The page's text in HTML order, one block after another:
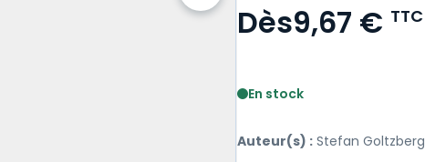
Dès9,67 € TTC
En stock
Auteur(s) : Stefan Goltzberg